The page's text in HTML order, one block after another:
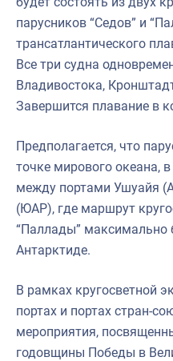
парусников “Седов” и
трансатлантического
Все три судна
Владивостока,
Завершится плавание в
Предполагается, что
точке мирового океана,
между портами Ушуайя
(ЮАР), где маршрут
“Паллады” максимально
Антарктиде.
В рамках кругосветной
портах и портах стран-
мероприятия,
годовщины Победы в